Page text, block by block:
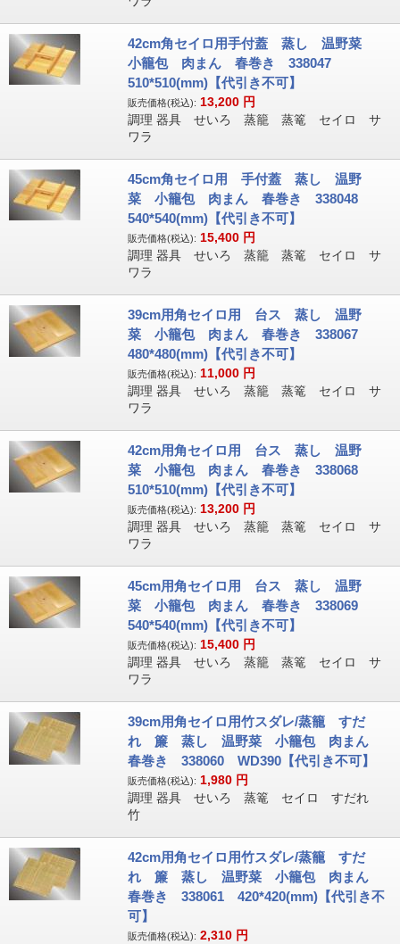
42cm角セイロ用手付蓋 蒸し 温野菜
小籠包 肉まん 春巻き 338047
510*510(mm)【代引き不可】
販売価格(税込): 13,200 円
調理 器具 せいろ 蒸籠 蒸篭 セイロ サ
ワラ
45cm角セイロ用 手付蓋 蒸し 温野
菜 小籠包 肉まん 春巻き 338048
540*540(mm)【代引き不可】
販売価格(税込): 15,400 円
調理 器具 せいろ 蒸籠 蒸篭 セイロ サ
ワラ
39cm用角セイロ用 台ス 蒸し 温野
菜 小籠包 肉まん 春巻き 338067
480*480(mm)【代引き不可】
販売価格(税込): 11,000 円
調理 器具 せいろ 蒸籠 蒸篭 セイロ サ
ワラ
42cm用角セイロ用 台ス 蒸し 温野
菜 小籠包 肉まん 春巻き 338068
510*510(mm)【代引き不可】
販売価格(税込): 13,200 円
調理 器具 せいろ 蒸籠 蒸篭 セイロ サ
ワラ
45cm用角セイロ用 台ス 蒸し 温野
菜 小籠包 肉まん 春巻き 338069
540*540(mm)【代引き不可】
販売価格(税込): 15,400 円
調理 器具 せいろ 蒸籠 蒸篭 セイロ サ
ワラ
39cm用角セイロ用竹スダレ/蒸籠 すだ
れ 簾 蒸し 温野菜 小籠包 肉まん
春巻き 338060 WD390【代引き不可】
販売価格(税込): 1,980 円
調理 器具 せいろ 蒸篭 セイロ すだれ
竹
42cm用角セイロ用竹スダレ/蒸籠 すだ
れ 簾 蒸し 温野菜 小籠包 肉まん
春巻き 338061 420*420(mm)【代引き不
可】
販売価格(税込): 2,310 円